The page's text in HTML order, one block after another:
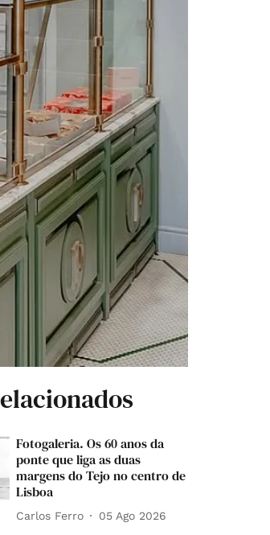
Fotogaleria. Os 60 anos da
ponte que liga as duas
margens do Tejo no centro de
Lisboa
Carlos Ferro 05 Ago 2026